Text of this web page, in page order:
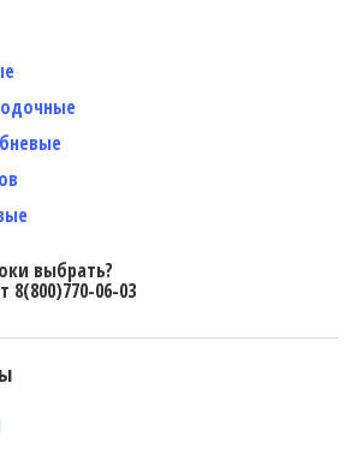
выбрать?
8(800)770-06-03